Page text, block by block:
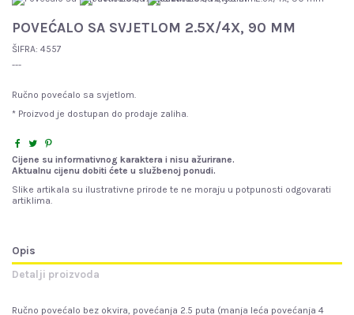
POVEĆALO SA SVJETLOM 2.5X/4X, 90 MM
ŠIFRA: 4557
---
Ručno povećalo sa svjetlom.
* Proizvod je dostupan do prodaje zaliha.
Cijene su informativnog karaktera i nisu ažurirane.
Aktualnu cijenu dobiti ćete u službenoj ponudi.
Slike artikala su ilustrativne prirode te ne moraju u potpunosti odgovarati
artiklima.
Opis
Detalji proizvoda
Ručno povećalo bez okvira, povećanja 2.5 puta (manja leća povećanja 4